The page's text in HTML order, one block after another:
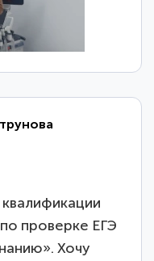
проверке ЕГЭ
Хочу